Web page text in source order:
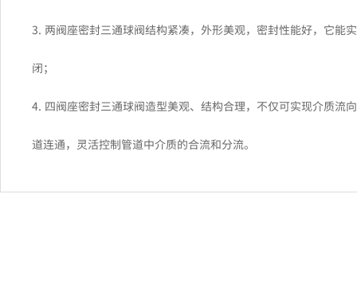
3. 两阀座密封三通球阀结构紧凑，外形美观，密封性能好，它能
闭；
4. 四阀座密封三通球阀造型美观、结构合理，不仅可实现介质流
道连通，灵活控制管道中介质的合流和分流。